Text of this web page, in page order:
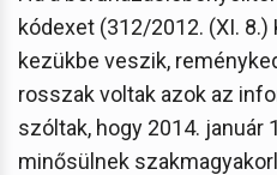
kódexet (312/2012. (XI. 8.)
kezükbe veszik,
rosszak voltak azok az
szóltak, hogy 2014. január
minősülnek